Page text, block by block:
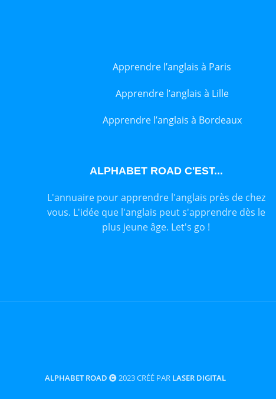
Apprendre l’anglais à Paris
Apprendre l’anglais à Lille
Apprendre l’anglais à Bordeaux
ALPHABET ROAD C'EST...
L'annuaire pour apprendre l'anglais près de chez
vous. L'idée que l'anglais peut s'apprendre dès le
plus jeune âge. Let's go !
ALPHABET ROAD 2023 CRÉÉ PAR LASER DIGITAL